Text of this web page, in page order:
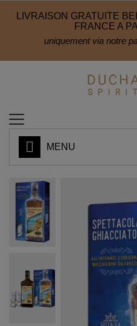
LIVRAISON GRATUITE
FRANCE A
uniquement via notre
MENU